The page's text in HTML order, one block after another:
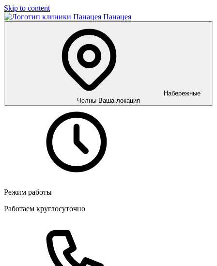
Skip to content
Панацея
Набережные
Челны Ваша локация
Режим работы
Работаем круглосуточно